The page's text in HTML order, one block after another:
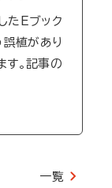
Eブック
誤植があり
す。記事の
一覧